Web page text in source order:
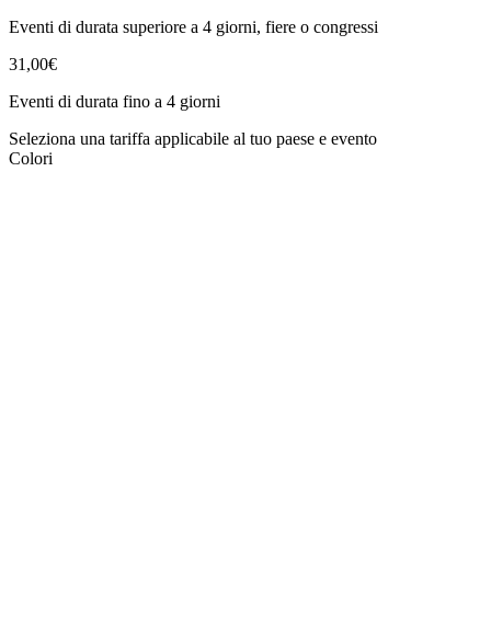
Eventi di durata superiore a 4 giorni, fiere o congressi
31,00€
Eventi di durata fino a 4 giorni
Seleziona una tariffa applicabile al tuo paese e evento
Colori